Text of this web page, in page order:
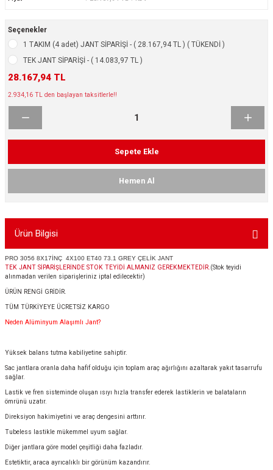
Lastikleri
/ KROM SERİ
Seçenekler
1 TAKIM (4 adet) JANT SİPARİŞİ - ( 28.167,94 TL ) ( TÜKENDİ )
TEK JANT SİPARİŞİ - ( 14.083,97 TL )
28.167,94 TL
2.934,16 TL den başlayan taksitlerle!!
Sepete Ekle
Hemen Al
Ürün Bilgisi
PRO 3056 8X17İNÇ 4X100 ET40 73.1 GREY ÇELİK JANT
TEK JANT SİPARİŞLERİNDE STOK TEYİDİ ALMANIZ GEREKMEKTEDİR. (Stok teyidi
alınmadan verilen siparişleriniz iptal edilecektir)
ÜRÜN RENGİ GRİDİR.
TÜM TÜRKİYEYE ÜCRETSİZ KARGO
Neden Alüminyum Alaşımlı Jant?
Yüksek balans tutma kabiliyetine sahiptir.
Sac jantlara oranla daha hafif olduğu için toplam araç ağırlığını azaltarak yakıt tasarrufu
sağlar.
Lastik ve fren sisteminde oluşan ısıyı hızla transfer ederek lastiklerin ve balataların
ömrünü uzatır.
Direksiyon hakimiyetini ve araç dengesini arttırır.
Tubeless lastikle mükemmel uyum sağlar.
Diğer jantlara göre model çeşitliği daha fazladır.
Estetiktir, araca ayrıcalıklı bir görünüm kazandırır.